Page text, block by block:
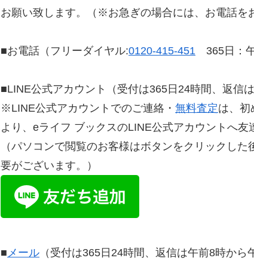
お願い致します。（※お急ぎの場合には、お電話を
■お電話（フリーダイヤル:0120-415-451 365日：
■LINE公式アカウント（受付は365日24時間、返信
※LINE公式アカウントでのご連絡・ 無料査定は、初
より、eライフ ブックスのLINE公式アカウントへ友
（パソコンで閲覧のお客様はボタンをクリックし
要がございます。）
■メール （受付は365日24時間、返信は午前8時から